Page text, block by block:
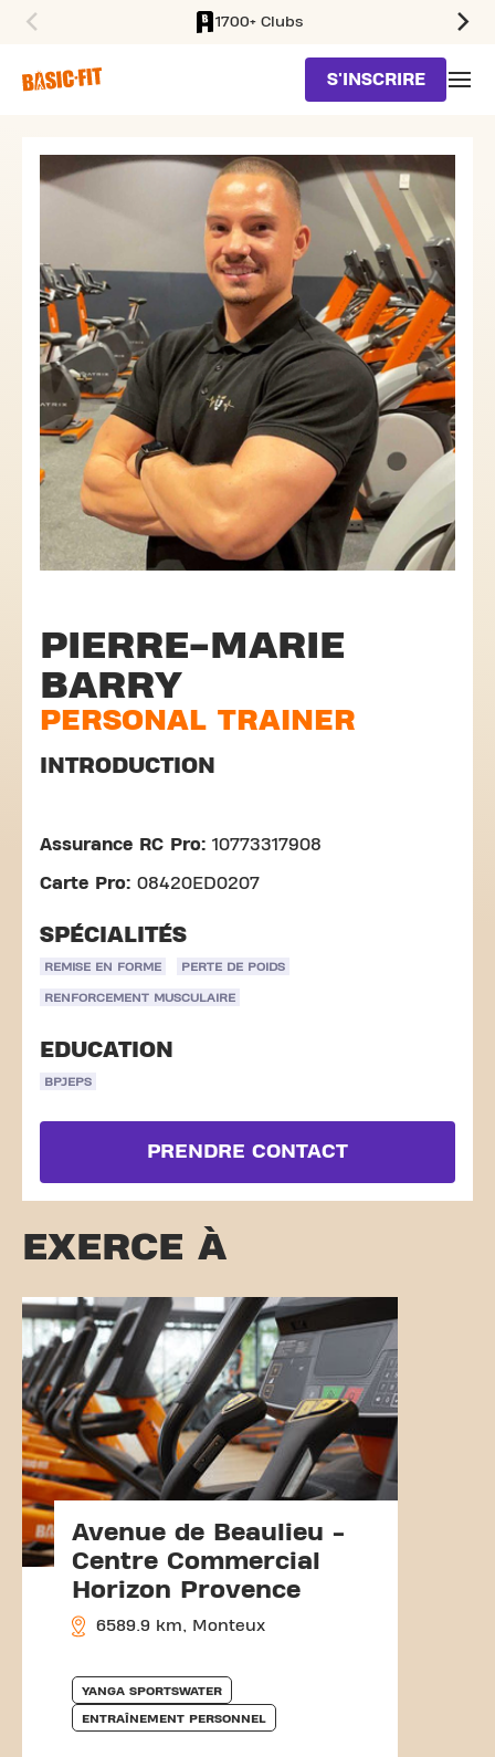
1700+ Clubs
S'INSCRIRE
PIERRE-MARIE
BARRY
PERSONAL TRAINER
INTRODUCTION
Assurance RC Pro: 10773317908
Carte Pro: 08420ED0207
SPÉCIALITÉS
REMISE EN FORME PERTE DE POIDS
RENFORCEMENT MUSCULAIRE
EDUCATION
BPJEPS
PRENDRE CONTACT
EXERCE À
Avenue de Beaulieu -
Centre Commercial
Horizon Provence
6589.9 km, Monteux
YANGA SPORTSWATER
ENTRAÎNEMENT PERSONNEL